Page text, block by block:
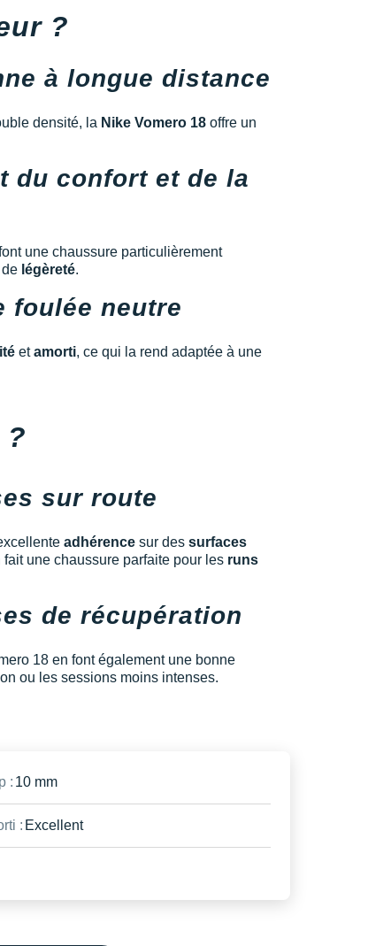
?
à longue distance
densité, la Nike Vomero 18 offre un
du confort et de la
une chaussure particulièrement
légèreté.
foulée neutre
etamorti, ce qui la rend adaptée à une
?
sur route
adhérence sur des surfaces
une chaussure parfaite pour les runs
de récupération
18 en font également une bonne
ou les sessions moins intenses.
: 10 mm
: Excellent